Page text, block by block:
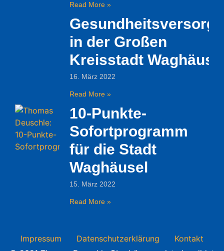
Read More »
in der Großen
Kreisstadt
16. März 2022
Read More »
10-Punkte-
Sofortprogramm
für die Stadt
Waghäusel
15. März 2022
Read More »
Impressum Datenschutzerklärung
Kontakt